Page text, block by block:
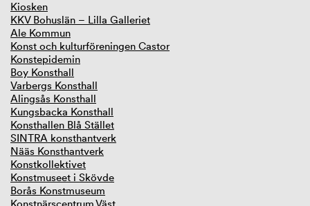
Kiosken
KKV Bohuslän – Lilla Galleriet
Ale Kommun
Konst och kulturföreningen Castor
Konstepidemin
Boy Konsthall
Varbergs Konsthall
Alingsås Konsthall
Kungsbacka Konsthall
Konsthallen Blå Stället
SINTRA konsthantverk
Nääs Konsthantverk
Konstkollektivet
Konstmuseet i Skövde
Borås Konstmuseum